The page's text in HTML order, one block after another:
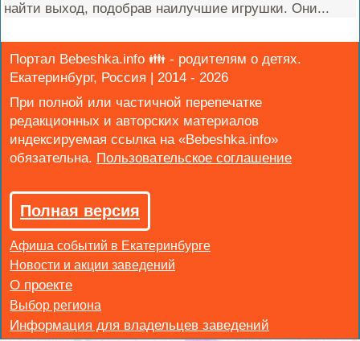
найти выход, подобрав наилучшие игрушки. Они...
Портал Bebeshka.info 👪 - родителям о детях.
Екатеринбург, Россия | 2014 - 2026
При полной или частичной перепечатке
редакционных и авторских материалов
индексируемая ссылка на «Bebeshka.info»
обязательна.
Полная версия
Афиша событий в Екатеринбурге
Новости и акции заведений
Выбор региона